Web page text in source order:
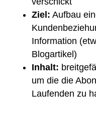
Ziel: Aufbau
Information
Blogartikel )
Inhalt:
um die die
Laufenden zu